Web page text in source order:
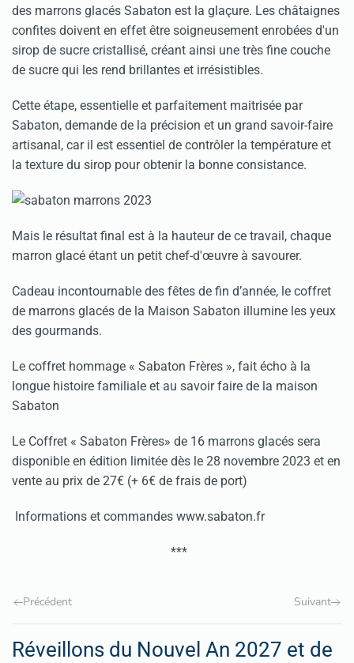
des marrons glacés Sabaton est la glaçure. Les châtaignes
confites doivent en effet être soigneusement enrobées d'un
sirop de sucre cristallisé, créant ainsi une très fine couche
de sucre qui les rend brillantes et irrésistibles.
Cette étape, essentielle et parfaitement maitrisée par
Sabaton, demande de la précision et un grand savoir-faire
artisanal, car il est essentiel de contrôler la température et
la texture du sirop pour obtenir la bonne consistance.
Mais le résultat final est à la hauteur de ce travail, chaque
marron glacé étant un petit chef-d'œuvre à savourer.
Cadeau incontournable des fêtes de fin d’année, le coffret
de marrons glacés de la Maison Sabaton illumine les yeux
des gourmands.
Le coffret hommage « Sabaton Frères », fait écho à la
longue histoire familiale et au savoir faire de la maison
Sabaton
Le Coffret « Sabaton Frères» de 16 marrons glacés sera
disponible en édition limitée dès le 28 novembre 2023 et en
vente au prix de 27€ (+ 6€ de frais de port)
Informations et commandes www.sabaton.fr
***
Précédent Suivant
Réveillons du Nouvel An 2027 et de